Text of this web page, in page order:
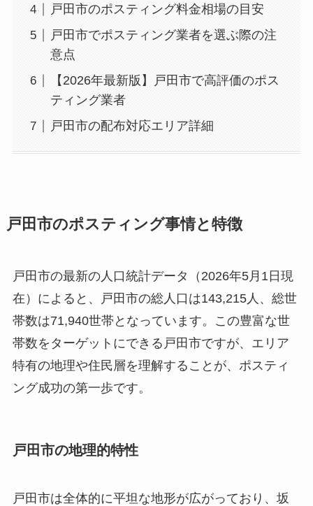
戸田市のポスティング料金相場の目安
戸田市でポスティング業者を選ぶ際の注
意点
【2026年最新版】戸田市で高評価のポス
ティング業者
戸田市の配布対応エリア詳細
戸田市のポスティング事情と特徴
戸田市の最新の人口統計データ（2026年5月1日現
在）によると、戸田市の総人口は143,215人、総世
帯数は71,940世帯となっています。この豊富な世
帯数をターゲットにできる戸田市ですが、エリア
特有の地理や住民層を理解することが、ポスティ
ング成功の第一歩です。
戸田市の地理的特性
戸田市は全体的に平坦な地形が広がっており、坂